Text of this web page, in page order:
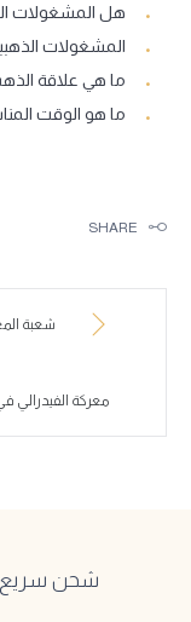
هل المشغولات
المشغولات الذهبية
ما هي علاقة
ما هو الوقت
SHARE
شعبة
معركة الفيدرالي
شحن سريع